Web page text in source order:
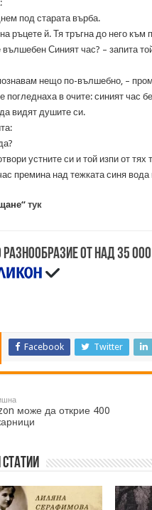
под старата върба.
ръцете й. Тя тръгна до него към
Синият час? – запита
нещо по-вълшебно, –
погледнаха в очите: синият час
видят душите си.
устните си и той изпи от тях
премина над тежката синя вода
тук
разнообразие от над 35
Facebook Twitter
може да открие 400